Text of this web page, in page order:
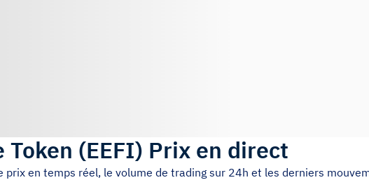
Token (EEFI) Prix en direct
prix en temps réel, le volume de trading sur 24h et les derniers